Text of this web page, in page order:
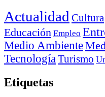
Actualidad Cultura
Educación Empleo
Medio Ambiente
Tecnología Turismo
Etiquetas